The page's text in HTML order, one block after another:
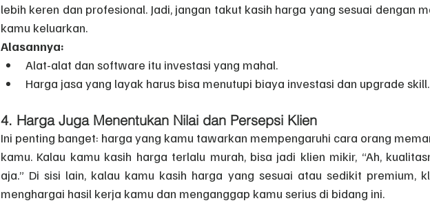
lebih keren dan profesional. Jadi, jangan takut kasih harga yang sesuai dengan
kamu keluarkan.
Alasannya:
Alat-alat dan software itu investasi yang mahal.
Harga jasa yang layak harus bisa menutupi biaya investasi dan upgrade skill.
4. Harga Juga Menentukan Nilai dan Persepsi Klien
Ini penting banget: harga yang kamu tawarkan mempengaruhi cara orang
kamu. Kalau kamu kasih harga terlalu murah, bisa jadi klien mikir, “Ah,
aja.” Di sisi lain, kalau kamu kasih harga yang sesuai atau sedikit premium,
menghargai hasil kerja kamu dan menganggap kamu serius di bidang ini.